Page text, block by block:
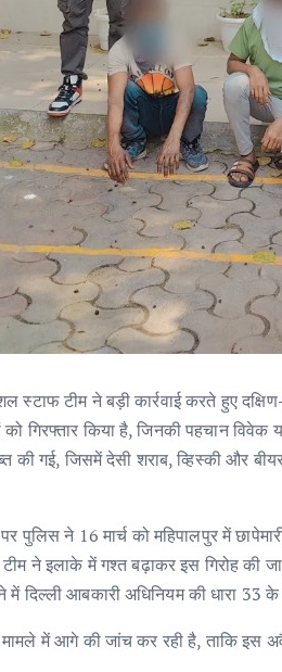
स्टाफ टीम ने बड़ी कार्रवाई करते हुए
गिरफ्तार किया है, जिनकी पहचान
की गई, जिसमें देसी शराब, व्हिस्की और
पुलिस ने 16 मार्च को महिपालपुर में
ने इलाके में गश्त बढ़ाकर इस गिरोह की
आबकारी अधिनियम की धारा 33 के
में आगे की जांच कर रही है, ताकि इस